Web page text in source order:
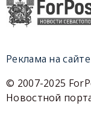
Реклама на сайте
© 2007-2025
Новостной